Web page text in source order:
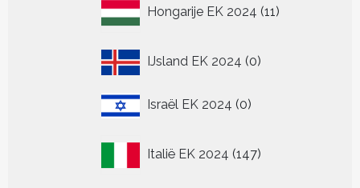
Hongarije EK 2024 11
producten
IJsland EK 2024 00
Israël EK 2024 00
Italië EK 2024 147
producten